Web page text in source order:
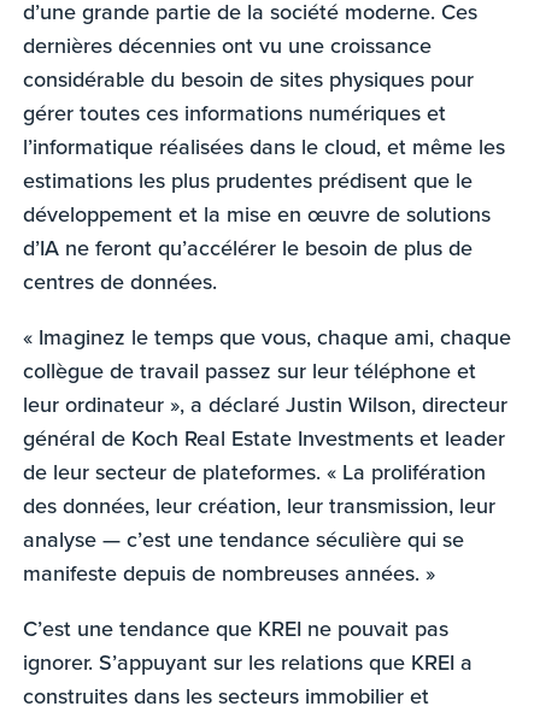
d’une grande partie de la société moderne. Ces
dernières décennies ont vu une croissance
considérable du besoin de sites physiques pour
gérer toutes ces informations numériques et
l’informatique réalisées dans le cloud, et même les
estimations les plus prudentes prédisent que le
développement et la mise en œuvre de solutions
d’IA ne feront qu’accélérer le besoin de plus de
centres de données.
« Imaginez le temps que vous, chaque ami, chaque
collègue de travail passez sur leur téléphone et
leur ordinateur », a déclaré Justin Wilson, directeur
général de Koch Real Estate Investments et leader
de leur secteur de plateformes. « La prolifération
des données, leur création, leur transmission, leur
analyse — c’est une tendance séculière qui se
manifeste depuis de nombreuses années. »
C’est une tendance que KREI ne pouvait pas
ignorer. S’appuyant sur les relations que KREI a
construites dans les secteurs immobilier et